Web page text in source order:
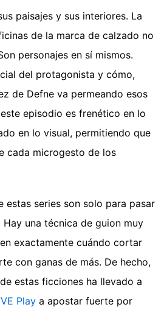
paisajes y sus interiores. La
de la marca de calzado no
personajes en sí mismos.
del protagonista y cómo,
de Defne va permeando esos
episodio es frenético en lo
en lo visual, permitiendo que
cada microgesto de los
estas series son solo para pasar
una técnica de guion muy
exactamente cuándo cortar
con ganas de más. De hecho,
estas ficciones ha llevado a
Play a apostar fuerte por